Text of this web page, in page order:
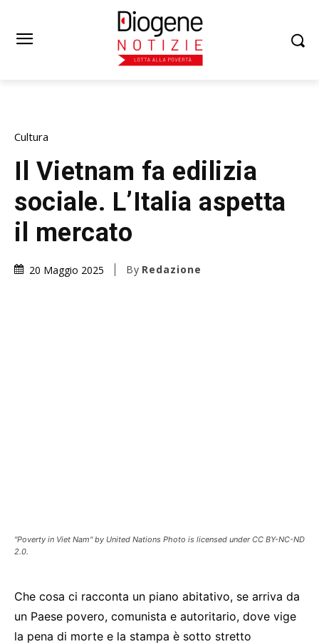
Cultura
Il Vietnam fa edilizia
sociale. L’Italia aspetta
il mercato
20 Maggio 2025 By Redazione
"Poverty in Viet Nam" by United Nations Photo is licensed under CC BY-NC-ND
2.0.
Che cosa ci racconta un piano abitativo, se arriva da
un Paese povero, comunista e autoritario, dove vige
la pena di morte e la stampa è sotto stretto